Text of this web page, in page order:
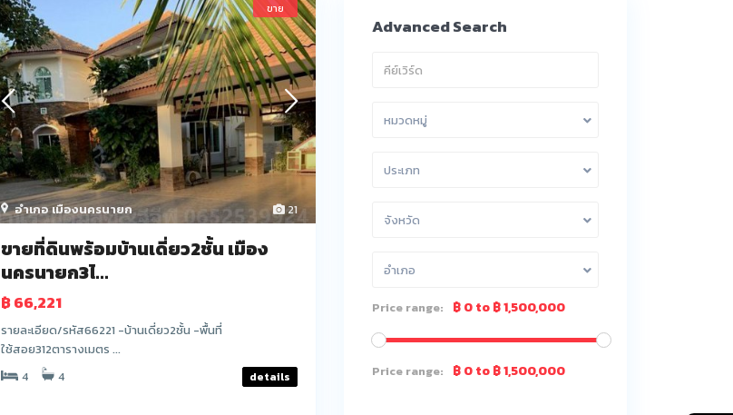
21
อำเภอ เมืองนครนายก
ขาย
ขายที่ดินพร้อมบ้านเดี่ยว2ชั้น เมือง
นครนายก3ไ...
฿ 66,221
รายละเอียด/รหัส66221 -บ้านเดี่ยว2ชั้น -พื้นที่
ใช้สอย312ตารางเมตร ...
4
4 details
Advanced Search
หมวดหมู่
ประเภท
จังหวัด
อำเภอ
Price range: ฿ 0 to ฿ 1,500,000
Price range: ฿ 0 to ฿ 1,500,000